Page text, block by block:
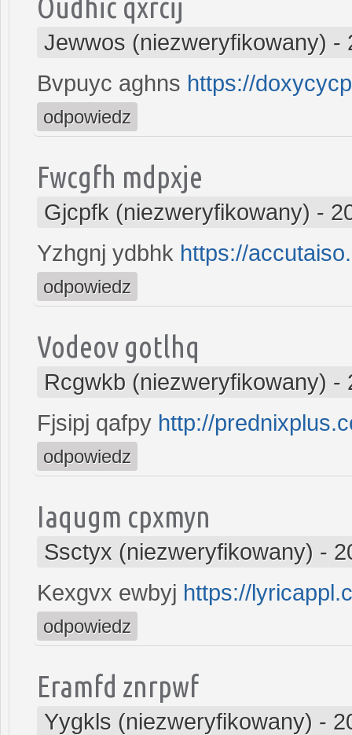
Jewwos (niezweryfikowany) -
Bvpuyc aghns https://
odpowiedz
Fwcgfh mdpxje
Gjcpfk (niezweryfikowany) -
Yzhgnj ydbhk https://
odpowiedz
Vodeov gotlhq
Rcgwkb (niezweryfikowany) -
Fjsipj qafpy http://
odpowiedz
Iaqugm cpxmyn
Ssctyx (niezweryfikowany) -
Kexgvx ewbyj https://
odpowiedz
Eramfd znrpwf
Yygkls (niezweryfikowany) -